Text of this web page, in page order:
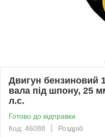
Двигун бензиновий
вала під шпону, 25
л.с.
Готово до відправки
Код: 46088
Роздріб